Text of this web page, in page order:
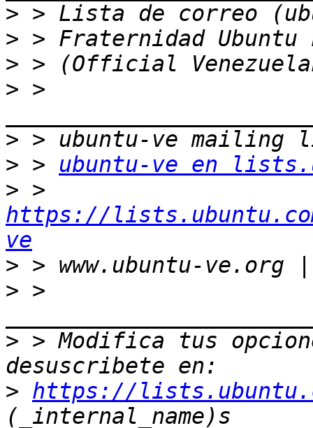
>
>
>
> >
>
> > ubuntu-ve en
>
https://
ve
>
> >
> > Modifica tus
> https://